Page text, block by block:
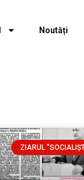
Noutăți
ZIARUL